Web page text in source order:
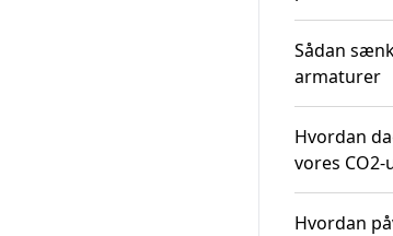
Sådan
armaturer
Hvordan
vores
Hvordan